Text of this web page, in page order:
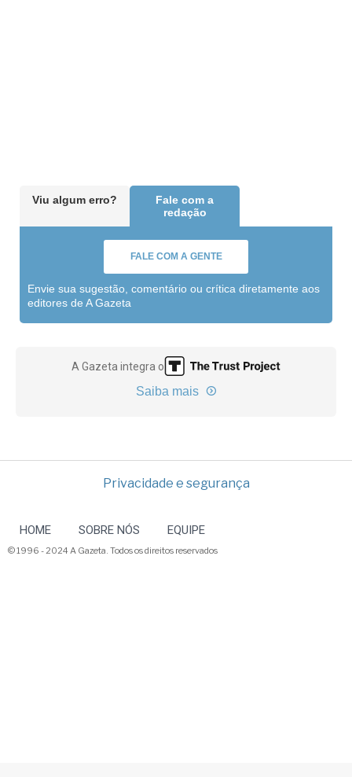
Viu algum erro?
Fale com a
redação
FALE COM A GENTE
Envie sua sugestão, comentário ou crítica diretamente aos
editores de A Gazeta
A Gazeta integra o
Saiba mais
Privacidade e segurança
HOME SOBRE NÓS EQUIPE
© 1996 - 2024 A Gazeta. Todos os direitos reservados